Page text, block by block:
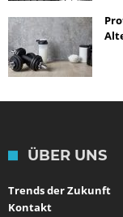
ÜBER UNS
Trends der Zukunft
Kontakt